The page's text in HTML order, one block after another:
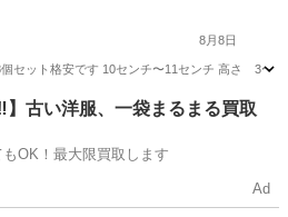
8月8日
ット格安です 10センチ〜11センチ 高さ 3〜4
その他 灰皿
】古い洋服、一袋まるまる買取
OK！最大限買取します
Ad